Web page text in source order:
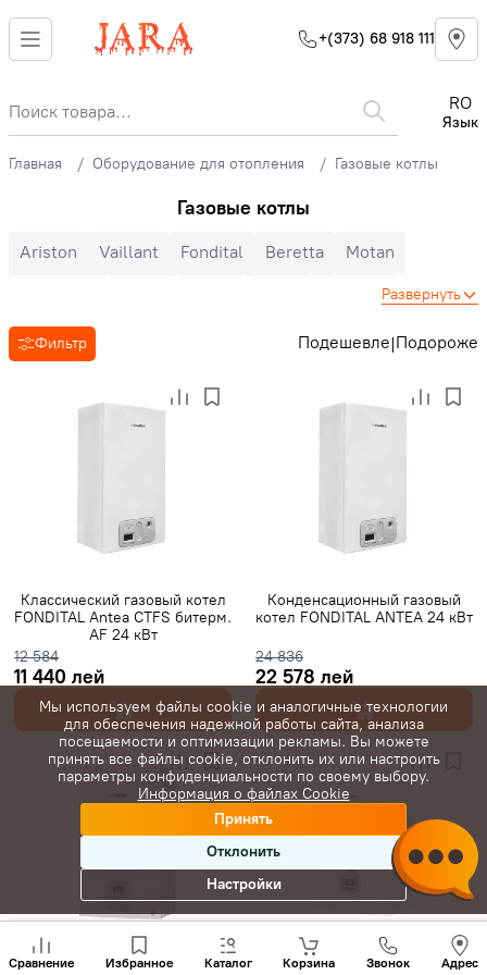
+(373) 68 918 111
RO
Язык
Главная Оборудование для отопления Газовые котлы
Газовые котлы
Ariston Vaillant Fondital Beretta
Motan
Buderus
Viessmann
DemirDokum
Конденсационные
Турбированные
Развернуть
Фильтр Подешевле|Подороже
Классический газовый котел
FONDITAL Antea CTFS битерм.
AF 24 кВт
12 584
11 440 лей
Конденсационный газовый
котел FONDITAL ANTEA 24 кВт
24 836
22 578 лей
Классический газовый котел
Конденсационный котел
Сравнение Избранное Каталог Корзина Звонок Адрес
нам
+(373)
Мы используем файлы cookie и аналогичные технологии
для обеспечения надежной работы сайта, анализа
посещаемости и оптимизации рекламы. Вы можете
принять все файлы cookie, отклонить их или настроить
параметры конфиденциальности по своему выбору.
Информация о файлах Cookie
Принять
Отклонить
Настройки